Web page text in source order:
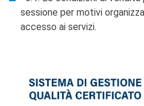
sessione per motivi
accesso ai servizi.